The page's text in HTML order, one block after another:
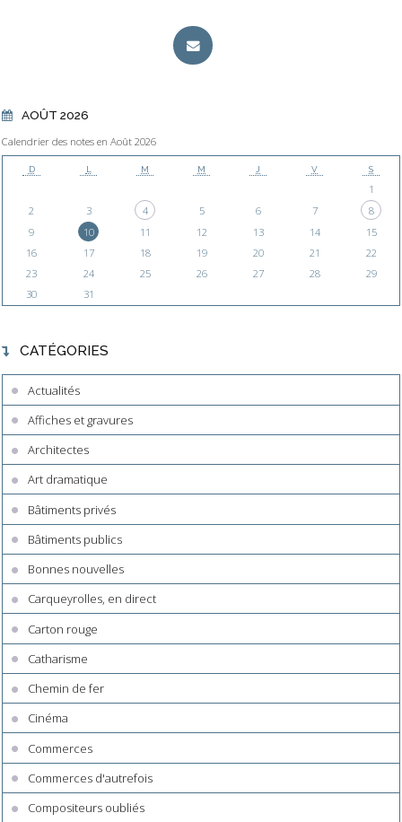
AOÛT 2026
Calendrier des notes en Août 2026
D L M M J V S
1
2
3 4 5 6 7
8
9
10 11 12 13 14
15
16
17 18 19 20 21
22
23
24 25 26 27 28
29
30
31
CATÉGORIES
Actualités
Affiches et gravures
Architectes
Art dramatique
Bâtiments privés
Bâtiments publics
Bonnes nouvelles
Carqueyrolles, en direct
Carton rouge
Catharisme
Chemin de fer
Cinéma
Commerces
Commerces d'autrefois
Compositeurs oubliés